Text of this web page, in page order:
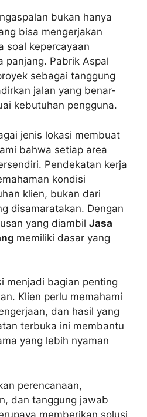
bukan hanya
bisa mengerjakan
soal kepercayaan
panjang. Pabrik Aspal
sebagai tanggung
jalan yang benar-
kebutuhan pengguna.
jenis lokasi membuat
bahwa setiap area
Pendekatan kerja
kondisi
klien, bukan dari
disamaratakan. Dengan
yang diambil Jasa
memiliki dasar yang
menjadi bagian penting
Klien perlu memahami
dan hasil yang
terbuka ini membantu
yang lebih nyaman
perencanaan,
dan tanggung jawab
memberikan solusi